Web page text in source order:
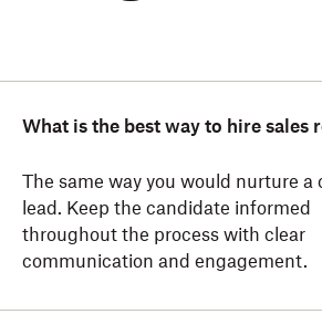
What is the best way to hire sales
The same way you would nurture a
lead. Keep the candidate informed
throughout the process with clear
communication and engagement.